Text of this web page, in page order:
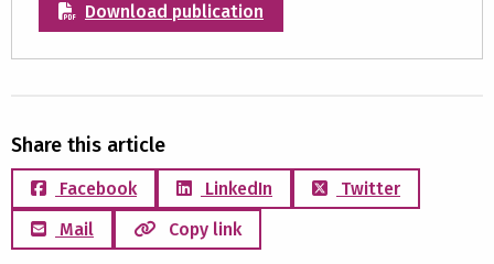
Download publication
Share this article
Facebook LinkedIn
Twitter
Mail
Copy link